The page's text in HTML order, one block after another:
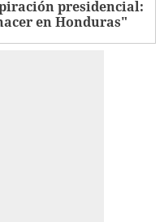
presidencial:
en Honduras"